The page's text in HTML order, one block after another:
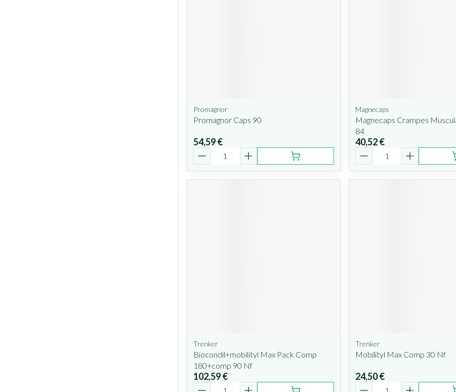
Promagnor
Promagnor Caps 90
54,59 €
Quantité
Magnecaps
Magnecaps Crampes
84
40,52 €
Quantité
Trenker
Biocondil+mobilityl Max Pack Comp
180+comp 90 Nf
102,59 €
Quantité
Trenker
Mobilityl Max Comp 30 Nf
24,50 €
Quantité